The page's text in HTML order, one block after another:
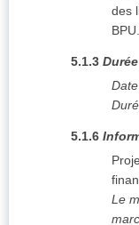
des
BPU.
5.1.3
5.1.6
Le